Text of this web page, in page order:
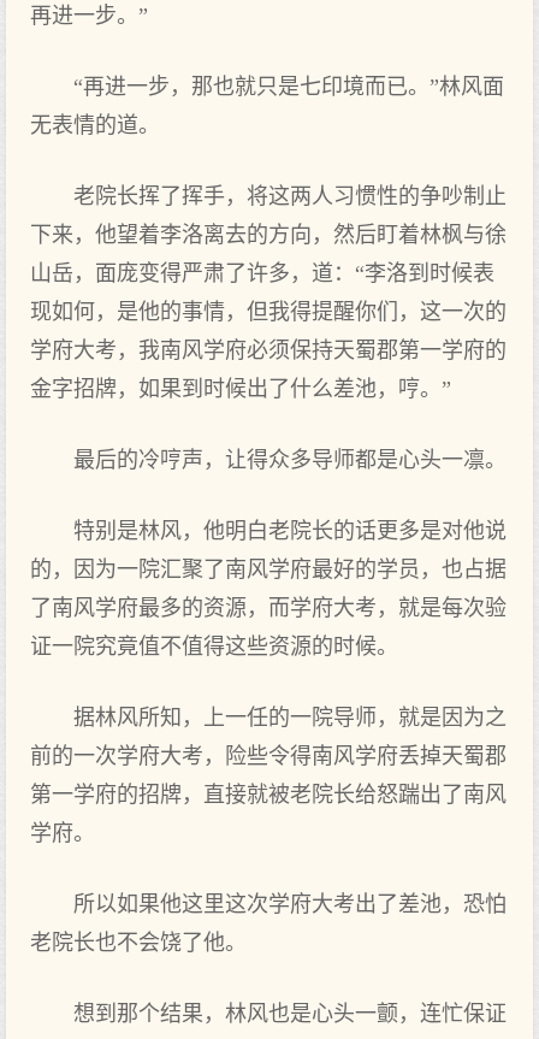
再进一步。”
“再进一步，那也就只是七印境而已。”林风面
无表情的道。
老院长挥了挥手，将这两人习惯性的争吵制止
下来，他望着李洛离去的方向，然后盯着林枫与徐
山岳，面庞变得严肃了许多，道：“李洛到时候表
现如何，是他的事情，但我得提醒你们，这一次的
学府大考，我南风学府必须保持天蜀郡第一学府的
金字招牌，如果到时候出了什么差池，哼。”
最后的冷哼声，让得众多导师都是心头一凛。
特别是林风，他明白老院长的话更多是对他说
的，因为一院汇聚了南风学府最好的学员，也占据
了南风学府最多的资源，而学府大考，就是每次验
证一院究竟值不值得这些资源的时候。
据林风所知，上一任的一院导师，就是因为之
前的一次学府大考，险些令得南风学府丢掉天蜀郡
第一学府的招牌，直接就被老院长给怒踹出了南风
学府。
所以如果他这里这次学府大考出了差池，恐怕
老院长也不会饶了他。
想到那个结果，林风也是心头一颤，连忙保证